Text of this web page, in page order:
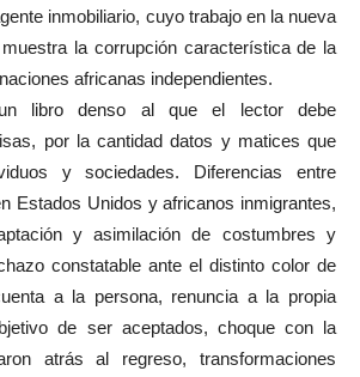
inmobiliario, cuyo trabajo en la nueva
la corrupción característica de la
africanas independientes.
libro denso al que el lector debe
por la cantidad datos y matices que
y sociedades. Diferencias entre
Estados Unidos y africanos inmigrantes,
y asimilación de costumbres y
constatable ante el distinto color de
a la persona, renuncia a la propia
de ser aceptados, choque con la
atrás al regreso, transformaciones